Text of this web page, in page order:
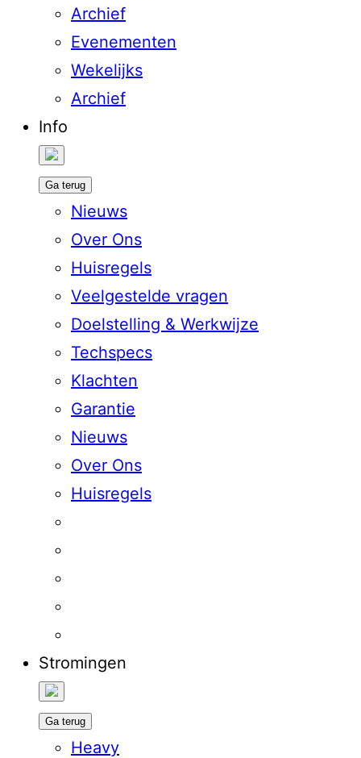
Archief
Evenementen
Wekelijks
Archief
Info
Ga terug
Nieuws
Over Ons
Huisregels
Veelgestelde vragen
Doelstelling & Werkwijze
Techspecs
Klachten
Garantie
Nieuws
Over Ons
Huisregels
Stromingen
Ga terug
Heavy